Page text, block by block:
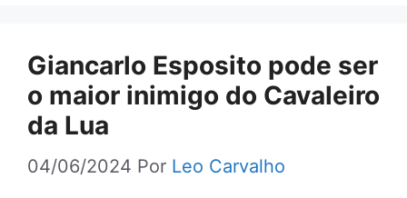
Giancarlo Esposito pode ser
o maior inimigo do Cavaleiro
da Lua
04/06/2024 Por Leo Carvalho